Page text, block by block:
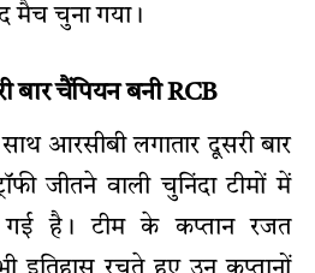
मैच चुना गया।
बार चैंपियन बनी RCB
आरसीबी लगातार दूसरी बार
जीतने वाली चुनिंदा टीमों में
गई है। टीम के कप्तान रजत